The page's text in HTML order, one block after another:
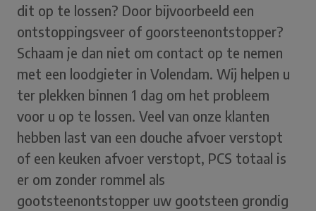
dit op te lossen? Door bijvoorbeeld een
ontstoppingsveer of goorsteenontstopper?
Schaam je dan niet om contact op te nemen
met een loodgieter in Volendam. Wij helpen u
ter plekken binnen 1 dag om het probleem
voor u op te lossen. Veel van onze klanten
hebben last van een douche afvoer verstopt
of een keuken afvoer verstopt, PCS totaal is
er om zonder rommel als
gootsteenontstopper uw gootsteen grondig